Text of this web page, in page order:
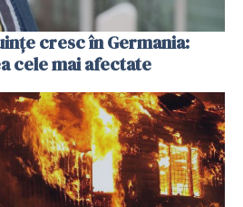
cresc în Germania:
cele mai afectate